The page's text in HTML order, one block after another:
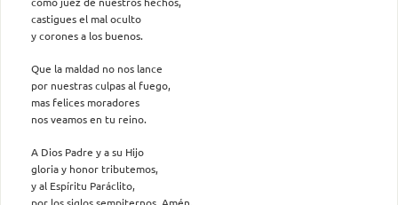
castigues el mal oculto
y corones a los buenos.
Que la maldad no nos lance
por nuestras culpas al fuego,
mas felices moradores
nos veamos en tu reino.
A Dios Padre y a su Hijo
gloria y honor tributemos,
y al Espíritu Paráclito,